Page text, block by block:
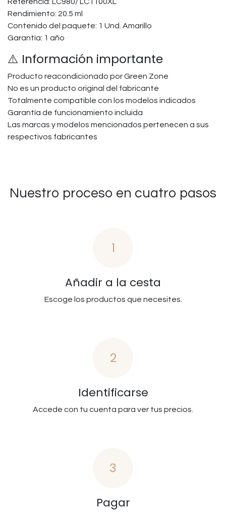
Rendimiento: 20.5 ml
Contenido del paquete: 1 Und. Amarillo
Garantía: 1 año
⚠️ Información importante
Producto reacondicionado por Green Zone
No es un producto original del fabricante
Totalmente compatible con los modelos indicados
Garantía de funcionamiento incluida
Las marcas y modelos mencionados pertenecen a sus
respectivos fabricantes
Nuestro proceso en cuatro pasos
1
Añadir a la cesta
Escoge los productos que necesites.
2
Identificarse
Accede con tu cuenta para ver tus precios.
3
Pagar